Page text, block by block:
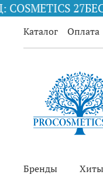
27
Каталог Оплата
Бренды